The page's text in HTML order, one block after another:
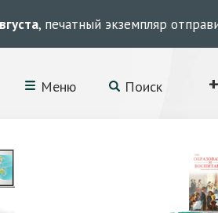
, печатный экземпляр
Меню Поиск